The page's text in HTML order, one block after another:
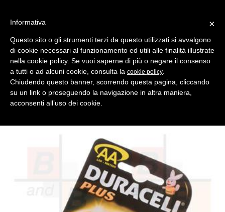
Indietro
PILE > DURACELL ALKALINE
pila duracell stilo mn1500-aa 1,5v bl/4 q/20
Pile Stilo Blisterata --- Pile per Blister 4 --- Blister per Scatola 20 -
×
Informativa
Questo sito o gli strumenti terzi da questo utilizzati si avvalgono
di cookie necessari al funzionamento ed utili alle finalità illustrate
nella cookie policy. Se vuoi saperne di più o negare il consenso
a tutti o ad alcuni cookie, consulta la cookie policy
Chiudendo questo banner, scorrendo questa pagina, cliccando
su un link o proseguendo la navigazione in altra maniera,
acconsenti all’uso dei cookie.